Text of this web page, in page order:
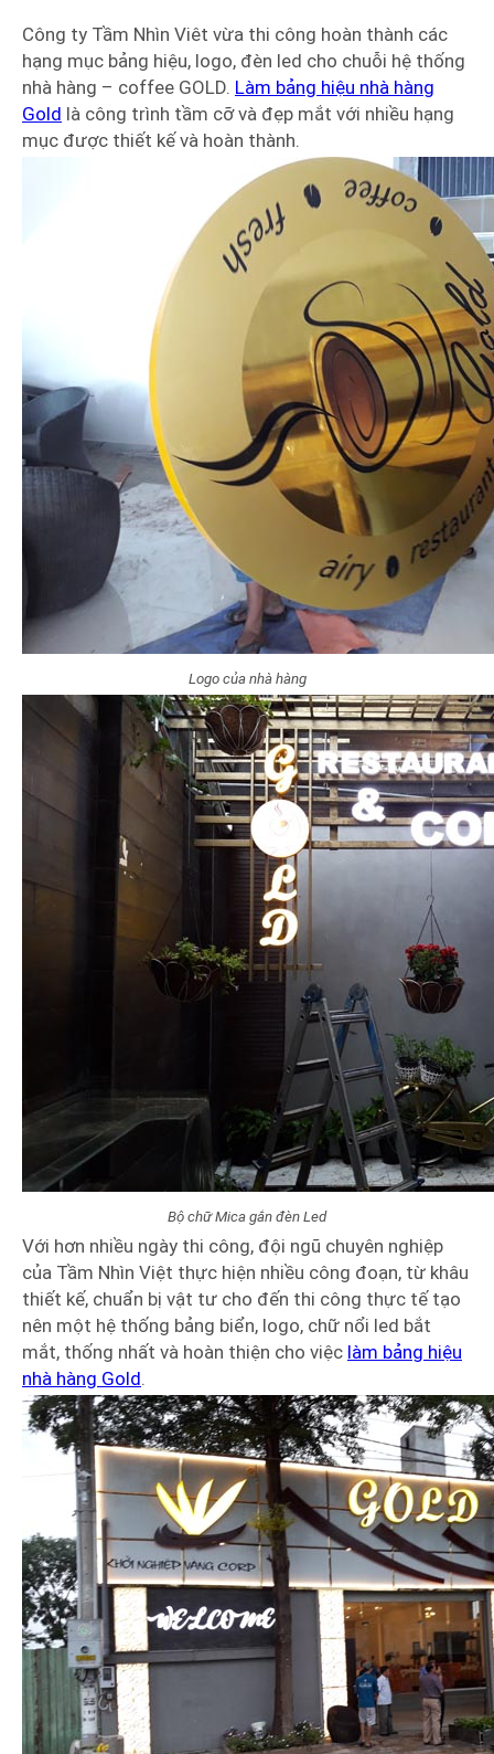
Công ty Tầm Nhìn Viêt vừa thi công hoàn thành các
hạng mục bảng hiệu, logo, đèn led cho chuỗi hệ thống
nhà hàng – coffee GOLD. Làm bảng hiệu nhà hàng
Gold là công trình tầm cỡ và đẹp mắt với nhiều hạng
mục được thiết kế và hoàn thành.
Logo của nhà hàng
Bộ chữ Mica gắn đèn Led
Với hơn nhiều ngày thi công, đội ngũ chuyên nghiệp
của Tầm Nhìn Việt thực hiện nhiều công đoạn, từ khâu
thiết kế, chuẩn bị vật tư cho đến thi công thực tế tạo
nên một hệ thống bảng biển, logo, chữ nổi led bắt
mắt, thống nhất và hoàn thiện cho việc làm bảng hiệu
nhà hàng Gold.